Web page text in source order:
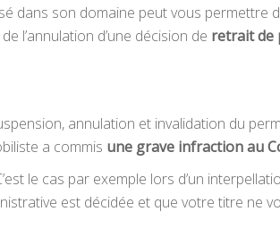
dans son domaine peut vous permettre
l’annulation d’une décision de retrait de
annulation et invalidation du
a commis une grave infraction au
le cas par exemple lors d’un
est décidée et que votre titre ne